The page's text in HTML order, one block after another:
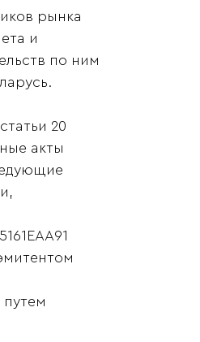
рынка
и
по ним
20
акты